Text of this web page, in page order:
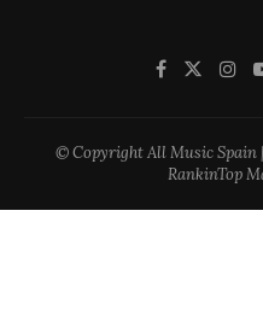
© Copyright All Music Spain
RankinTop